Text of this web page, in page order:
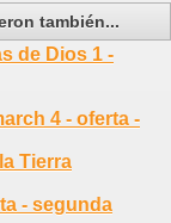
también...
de Dios 1 -
4 - oferta -
Tierra
- segunda